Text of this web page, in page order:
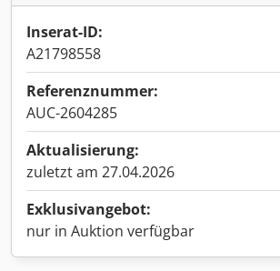
Inserat-ID:
A21798558
Referenznummer:
AUC-2604285
Aktualisierung:
zuletzt am 27.04.2026
Exklusivangebot:
nur in Auktion verfügbar